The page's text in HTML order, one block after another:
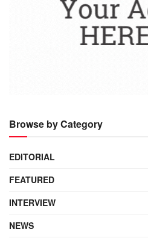
Browse by Category
EDITORIAL
FEATURED
INTERVIEW
NEWS